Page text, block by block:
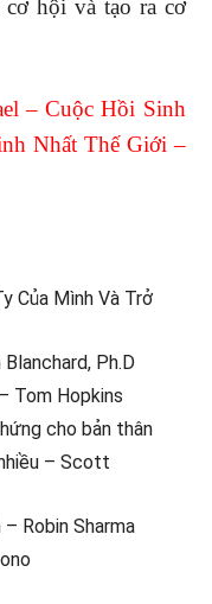
cơ hội và tạo ra cơ
– Cuộc Hồi Sinh
Nhất Thế Giới –
Của Mình Và Trở
Ph.D
Tom Hopkins
cho bản thân
– Scott
Robin Sharma